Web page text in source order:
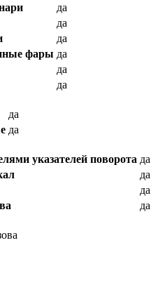
да
да
да
фары да
да
да
да
да
указателей поворота да
да
да
да